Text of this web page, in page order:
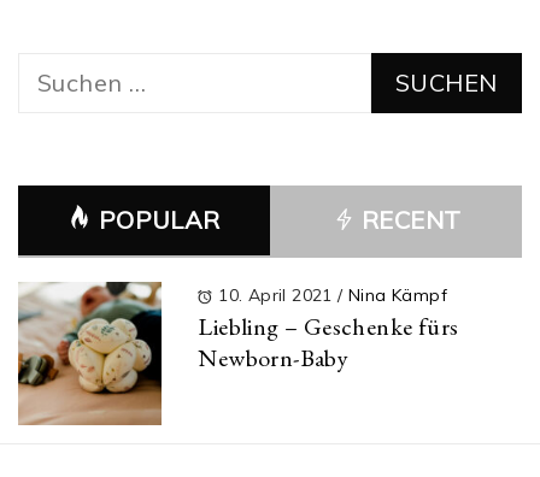
Suchen
POPULAR RECENT
10. April 2021/ Nina Kämpf
Liebling – Geschenke fürs
Newborn-Baby